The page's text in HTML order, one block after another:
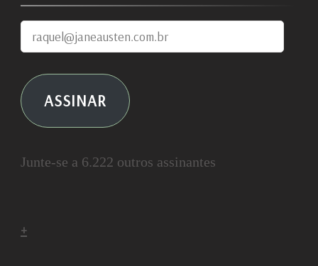
raquel@janeausten.com.br
ASSINAR
Junte-se a 6.222 outros assinantes
+